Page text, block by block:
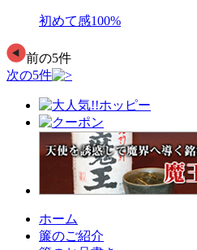
初めて感100%
前の5件
次の5件
ホーム
簾のご紹介